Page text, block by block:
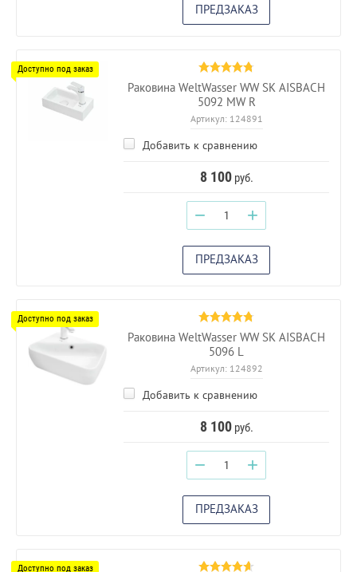
ПРЕДЗАКАЗ
Раковина WeltWasser WW SK AISBACH
5092 MW R
Артикул:124891
Добавить к сравнению
8 100руб.
− +
ПРЕДЗАКАЗ
Раковина WeltWasser WW SK AISBACH
5096 L
Артикул:124892
Добавить к сравнению
8 100руб.
− +
ПРЕДЗАКАЗ